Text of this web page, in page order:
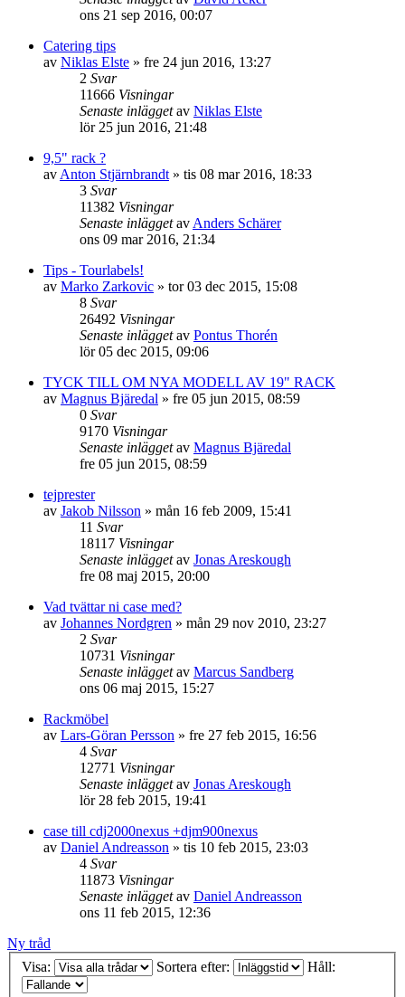
ons 21 sep 2016, 00:07
Catering tips
av Niklas Elste » fre 24 jun 2016, 13:27
2 Svar
11666 Visningar
Senaste inläggetav Niklas Elste
lör 25 jun 2016, 21:48
9,5" rack ?
av Anton Stjärnbrandt » tis 08 mar 2016, 18:33
3 Svar
11382 Visningar
Senaste inläggetav Anders Schärer
ons 09 mar 2016, 21:34
Tips - Tourlabels!
av Marko Zarkovic » tor 03 dec 2015, 15:08
8 Svar
26492 Visningar
Senaste inläggetav Pontus Thorén
lör 05 dec 2015, 09:06
TYCK TILL OM NYA MODELL AV 19" RACK
av Magnus Bjäredal » fre 05 jun 2015, 08:59
0 Svar
9170 Visningar
Senaste inläggetav Magnus Bjäredal
fre 05 jun 2015, 08:59
tejprester
av Jakob Nilsson » mån 16 feb 2009, 15:41
11 Svar
18117 Visningar
Senaste inläggetav Jonas Areskough
fre 08 maj 2015, 20:00
Vad tvättar ni case med?
av Johannes Nordgren » mån 29 nov 2010, 23:27
2 Svar
10731 Visningar
Senaste inläggetav Marcus Sandberg
ons 06 maj 2015, 15:27
Rackmöbel
av Lars-Göran Persson » fre 27 feb 2015, 16:56
4 Svar
12771 Visningar
Senaste inläggetav Jonas Areskough
lör 28 feb 2015, 19:41
case till cdj2000nexus +djm900nexus
av Daniel Andreasson » tis 10 feb 2015, 23:03
4 Svar
11873 Visningar
Senaste inläggetav Daniel Andreasson
ons 11 feb 2015, 12:36
Ny tråd
Visa:
Sortera efter: Håll: